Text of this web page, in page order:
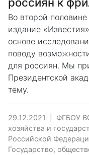
Во второй
издание
основе
поводу
для россиян. Мы
Президентской
тему.
29.12.2021
ФГБОУ
хозяйства и
Российской
Государство,